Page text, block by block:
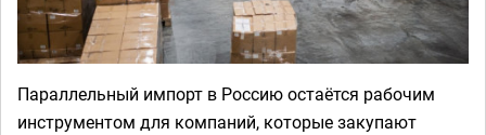
Параллельный импорт в Россию остаётся рабочим
инструментом для компаний, которые закупают